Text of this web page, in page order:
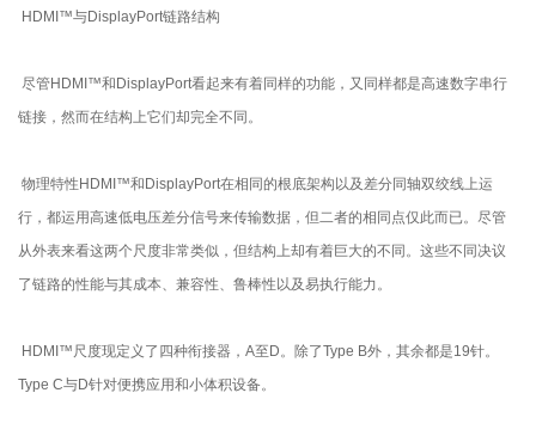
HDMI™与DisplayPort链路结构
尽管HDMI™和DisplayPort看起来有着同样的功能，又同样都是高速数字串行
链接，然而在结构上它们却完全不同。
物理特性HDMI™和DisplayPort在相同的根底架构以及差分同轴双绞线上运
行，都运用高速低电压差分信号来传输数据，但二者的相同点仅此而已。尽管
从外表来看这两个尺度非常类似，但结构上却有着巨大的不同。这些不同决议
了链路的性能与其成本、兼容性、鲁棒性以及易执行能力。
HDMI™尺度现定义了四种衔接器，A至D。除了Type B外，其余都是19针。
Type C与D针对便携应用和小体积设备。